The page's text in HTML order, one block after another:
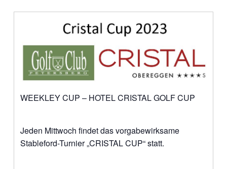
WEEKLEY CUP – HOTEL CRISTAL GOLF CUP
Jeden Mittwoch findet das vorgabewirksame
Stableford-Turnier „CRISTAL CUP“ statt.